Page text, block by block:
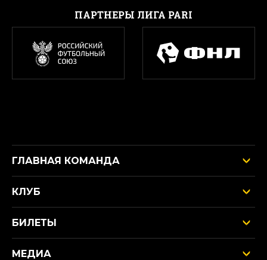
ПАРТНЕРЫ ЛИГА PARI
ГЛАВНАЯ КОМАНДА
КЛУБ
БИЛЕТЫ
МЕДИА